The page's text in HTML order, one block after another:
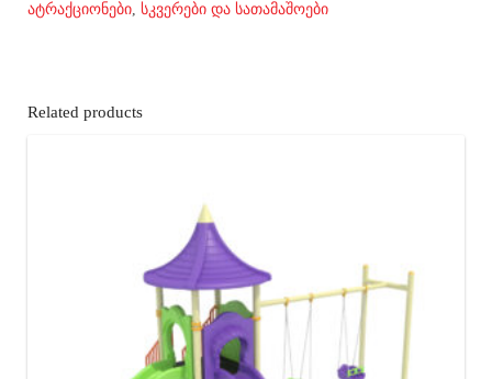
ატრაქციონები, სკვერები და სათამაშოები
Related products